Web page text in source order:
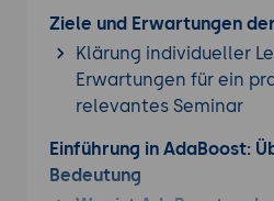
Ziele und Erwartungen
Klärung individueller
Erwartungen für ein
relevantes Seminar
Einführung in AdaBoost:
Bedeutung